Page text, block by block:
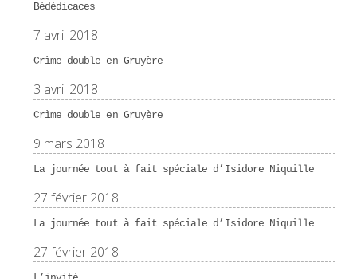
Bédédicaces
7 avril 2018
Crìme double en Gruyère
3 avril 2018
Crìme double en Gruyère
9 mars 2018
La journée tout à fait spéciale d’Isidore Niquille
27 février 2018
La journée tout à fait spéciale d’Isidore Niquille
27 février 2018